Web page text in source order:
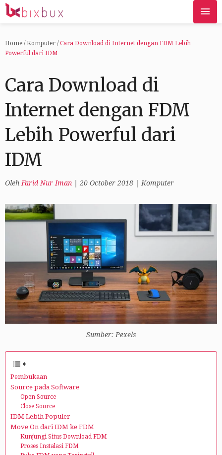
Home / Komputer / Cara Download di Internet dengan FDM Lebih
Powerful dari IDM
Cara Download di
Internet dengan FDM
Lebih Powerful dari
IDM
Oleh Farid Nur Iman 20 October 2018 Komputer
Sumber: Pexels
Pembukaan
Source pada Software
Open Source
Close Source
IDM Lebih Populer
Move On dari IDM ke FDM
Kunjungi Situs Download FDM
Proses Instalasi FDM